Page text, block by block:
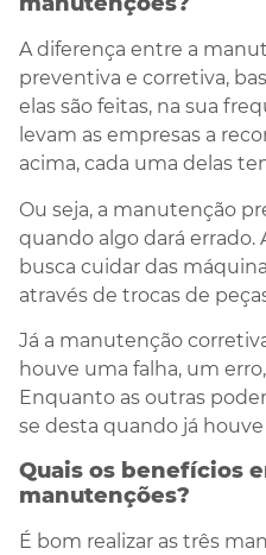
A diferença entre a
preventiva e corretiva,
elas são feitas, na sua
levam as empresas a
acima, cada uma delas
Ou seja, a manutenção
quando algo dará
busca cuidar das
através de trocas de
Já a manutenção
houve uma falha, um
Enquanto as outras
se desta quando já
Quais os benefícios
manutenções?
É bom realizar as três